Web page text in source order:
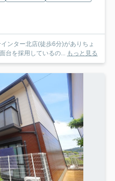
ンター北店(徒歩6分)がありちょ
台を採用しているの... もっと見る